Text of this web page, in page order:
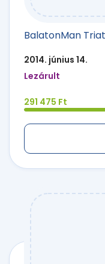
BalatonMan
2014. június 14.
Lezárult
291 475 Ft